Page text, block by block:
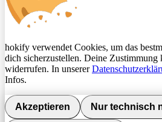
hokify verwendet Cookies, um das
dich sicherzustellen. Deine Zustimmung
widerrufen. In unserer
Infos.
Akzeptieren Nur technisch